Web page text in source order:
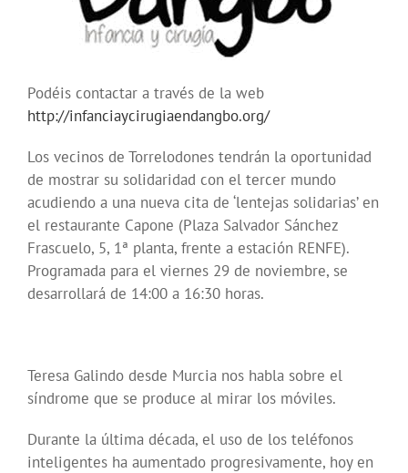
Podéis contactar a través de la web
http://infanciaycirugiaendangbo.org/
Los vecinos de Torrelodones tendrán la oportunidad
de mostrar su solidaridad con el tercer mundo
acudiendo a una nueva cita de ‘lentejas solidarias’ en
el restaurante Capone (Plaza Salvador Sánchez
Frascuelo, 5, 1ª planta, frente a estación RENFE).
Programada para el viernes 29 de noviembre, se
desarrollará de 14:00 a 16:30 horas.
Teresa Galindo desde Murcia nos habla sobre el
síndrome que se produce al mirar los móviles.
Durante la última década, el uso de los teléfonos
inteligentes ha aumentado progresivamente, hoy en